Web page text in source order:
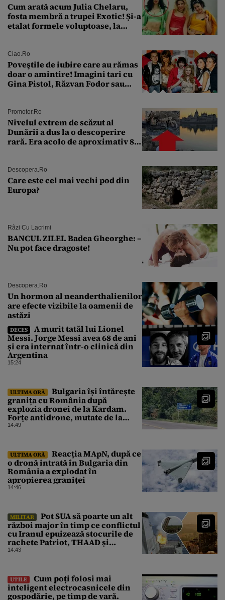
Cum arată acum Julia Chelaru,
fosta membră a trupei Exotic! Și-a
etalat formele voluptoase, la
Ciao.ro
Poveştile de iubire care au rămas
doar o amintire! Imagini tari cu
Gina Pistol, Răzvan Fodor sau
Promotor.ro
Nivelul extrem de scăzut al
Dunării a dus la o descoperire
rară. Era acolo de aproximativ 80
Descopera.ro
Care este cel mai vechi pod din
Europa?
Râzi Cu Lacrimi
BANCUL ZILEI. Badea Gheorghe: –
Nu pot face dragoste!
Descopera.ro
Un hormon al neanderthalienilor
are efecte vizibile la oamenii de
astăzi
DECES
A murit tatăl lui Lionel
Messi. Jorge Messi avea 68 de ani
și era internat într-o clinică din
Argentina
15:24
ULTIMA ORĂ
Bulgaria își întărește
granița cu România după
explozia dronei de la Kardam.
Forțe antidrone, mutate de la
frontiera cu Turcia
14:49
ULTIMA ORĂ
Reacția MApN, după ce
o dronă intrată în Bulgaria din
România a explodat în
apropierea graniței
14:46
MILITAR
Pot SUA să poarte un alt
război major în timp ce conflictul
cu Iranul epuizează stocurile de
rachete Patriot, THAAD și
Tomahawk?
14:43
UTILE
Cum poți folosi mai
inteligent electrocasnicele din
gospodărie, pe timp de vară.